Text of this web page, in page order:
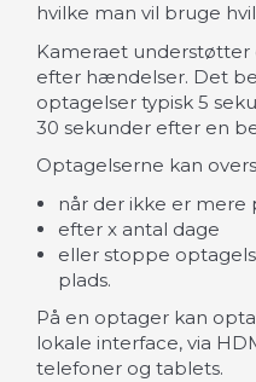
hvilke man vil bruge
Kameraet understøtter
efter hændelser. Det
optagelser typisk 5
30 sekunder efter en
Optagelserne kan
når der ikke er mere
efter x antal dage
eller stoppe
plads.
På en optager kan
lokale interface, via
telefoner og tablets.